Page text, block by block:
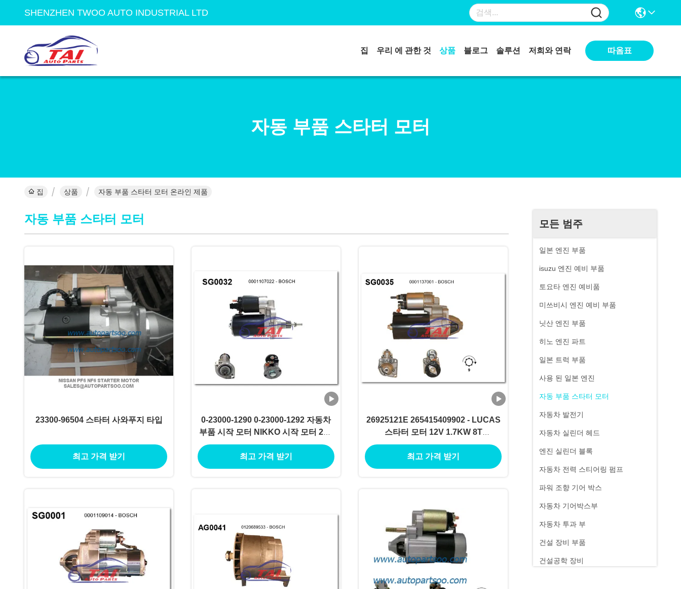
SHENZHEN TWOO AUTO INDUSTRIAL LTD
집 우리 에 관한 것 상품 블로그 솔루션 저희와 연락 따옴표
자동 부품 스타터 모터
집 상품 자동 부품 스타터 모터 온라인 제품
모든 범주
일본 엔진 부품
isuzu 엔진 예비 부품
토요타 엔진 예비품
미쓰비시 엔진 예비 부품
닛산 엔진 부품
히노 엔진 파트
일본 트럭 부품
사용 된 일본 엔진
자동 부품 스타터 모터
자동차 발전기
자동차 실린더 헤드
엔진 실린더 블록
자동차 전력 스티어링 펌프
파워 조향 기어 박스
자동차 기어박스부
자동차 투과 부
건설 장비 부품
건설공학 장비
자동 부품 스타터 모터
23300-96504 스타터 사와푸지 타입
최고 가격 받기
0-23000-1290 0-23000-1292 자동차
부품 시작 모터 NIKKO 시작 모터 24V
5.5KW 11T 모터 데 아랑크
최고 가격 받기
26925121E 265415409902 - LUCAS
스타터 모터 12V 1.7KW 8T
MOTORES DE ARRANQUE
최고 가격 받기